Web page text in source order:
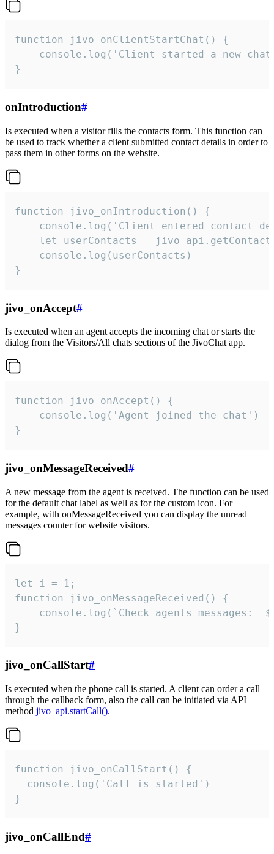
function jivo_onClientStartChat() {
console.log('Client started a new
}
onIntroduction#
Is executed when a visitor fills the contacts form. This function can
be used to track whether a client submitted contact details in order to
pass them in other forms on the website.
function jivo_onIntroduction() {
console.log('Client entered contact
let userContacts =
    console.log(userContacts)
}
jivo_onAccept#
Is executed when an agent accepts the incoming chat or starts the
dialog from the Visitors/All chats sections of the JivoChat app.
function jivo_onAccept() {
}
jivo_onMessageReceived#
A new message from the agent is received. The function can be used
for the default chat label as well as for the custom icon. For
example, with onMessageReceived you can display the unread
messages counter for website visitors.
let i = 1;
function jivo_onMessageReceived() {
}
jivo_onCallStart#
Is executed when the phone call is started. A client can order a call
through the callback form, also the call can be initiated via API
method jivo_api.startCall().
function jivo_onCallStart() {
  console.log('Call is started')
}
jivo_onCallEnd#